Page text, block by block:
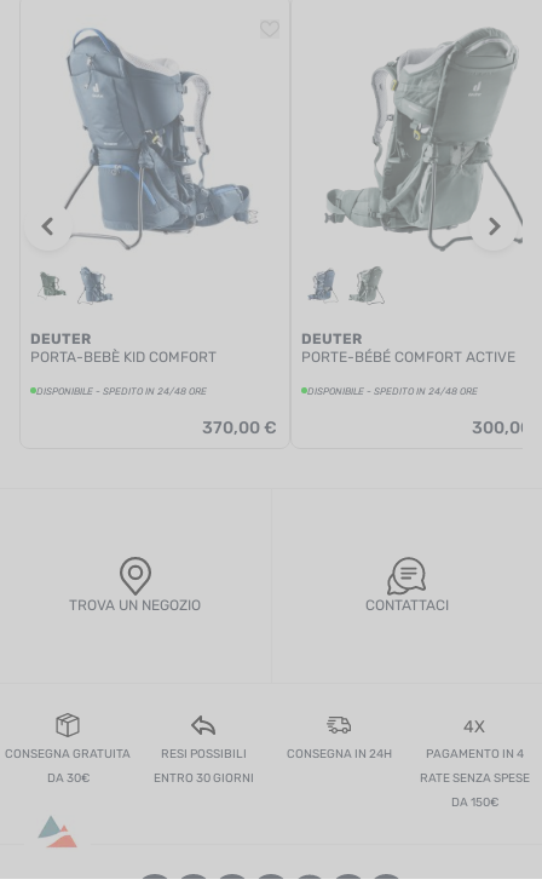
DEUTER
PORTA-BEBÈ KID COMFORT
DISPONIBILE - SPEDITO IN 24/48 ORE
370,00 €
DEUTER
PORTE-BÉBÉ COMFORT ACTIVE
DISPONIBILE - SPEDITO IN 24/48 ORE
300,00
TROVA UN NEGOZIO CONTATTACI
CONSEGNA GRATUITA
DA 30€
RESI POSSIBILI
ENTRO 30 GIORNI
CONSEGNA IN 24H
4X
PAGAMENTO IN 4
RATE SENZA SPESE
DA 150€